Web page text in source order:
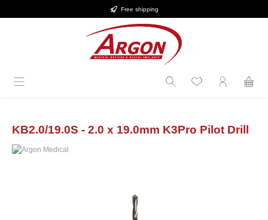
Free shipping
KB2.0/19.0S - 2.0 x 19.0mm K3Pro Pilot Drill